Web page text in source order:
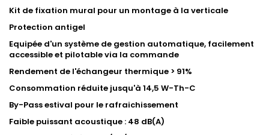
Kit de fixation mural pour un montage à la verticale
Protection antigel
Equipée d'un système de gestion automatique, facilement
accessible et pilotable via la commande
Rendement de l'échangeur thermique > 91%
Consommation réduite jusqu'à 14,5 W-Th-C
By-Pass estival pour le rafraichissement
Faible puissant acoustique : 48 dB(A)